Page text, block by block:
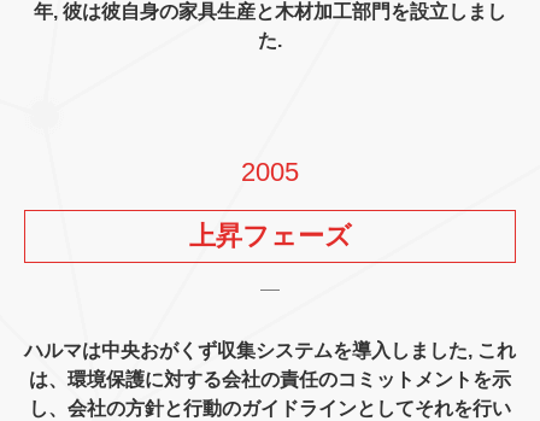
年, 彼は彼自身の家具生産と木材加工部門を設立しまし
た.
2005
上昇フェーズ
ハルマは中央おがくず収集システムを導入しました, これ
は、環境保護に対する会社の責任のコミットメントを示
し、会社の方針と行動のガイドラインとしてそれを行い